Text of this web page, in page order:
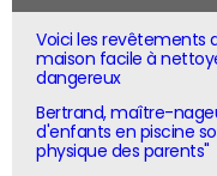
Voici les revêtements
maison facile à
dangereux
Bertrand, maître-
d'enfants en piscine
physique des parents"